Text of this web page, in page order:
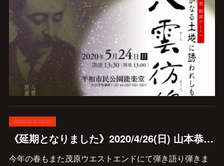
2020.02.12 03:00
《延期となりました》2020/4/26(日) 山本恭司 《弾き語り･弾きまくりギター三昧 千葉茂原公演 Vol.12》決定しました♪
今年の春もまた茂原ウエストエンドにて弾き語り弾きま